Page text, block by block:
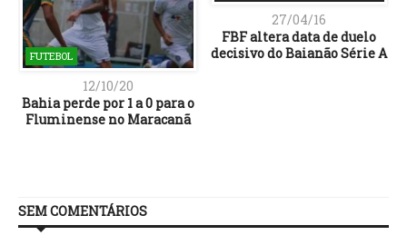
FUTEBOL
12/10/20
Bahia perde por 1 a 0 para o
Fluminense no Maracanã
27/04/16
FBF altera data de duelo
decisivo do Baianão Série A
SEM COMENTÁRIOS